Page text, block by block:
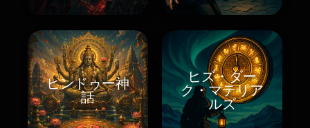
ヒンドゥー神
話
ヒズ・ダー
ク・マテリア
ルズ